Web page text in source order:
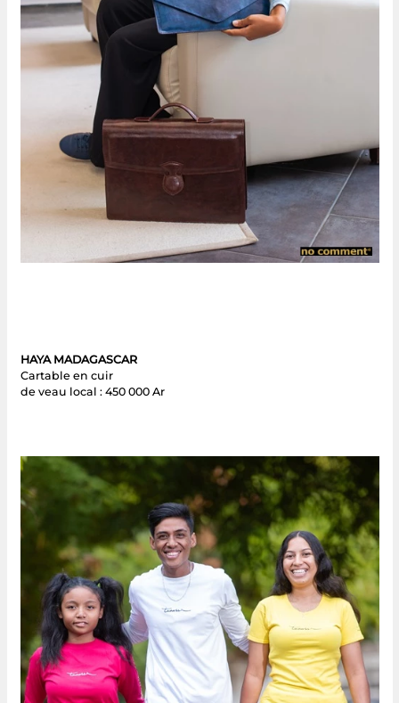
HAYA MADAGASCAR
Cartable en cuir
de veau local : 450 000 Ar